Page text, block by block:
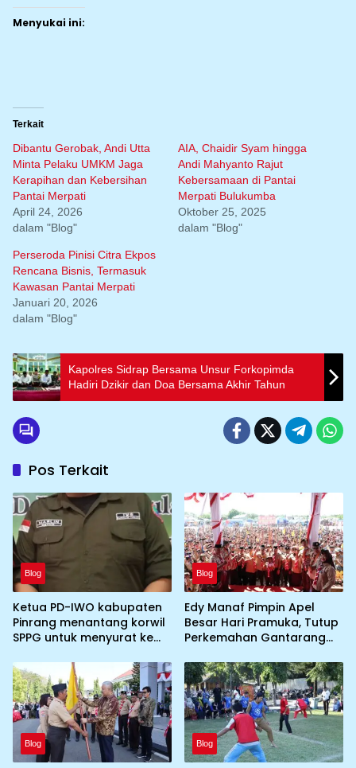
Menyukai ini:
Terkait
Dibantu Gerobak, Andi Utta
Minta Pelaku UMKM Jaga
Kerapihan dan Kebersihan
Pantai Merpati
April 24, 2026
dalam "Blog"
AIA, Chaidir Syam hingga
Andi Mahyanto Rajut
Kebersamaan di Pantai
Merpati Bulukumba
Oktober 25, 2025
dalam "Blog"
Perseroda Pinisi Citra Ekpos
Rencana Bisnis, Termasuk
Kawasan Pantai Merpati
Januari 20, 2026
dalam "Blog"
Kapolres Sidrap Bersama Unsur Forkopimda
Hadiri Dzikir dan Doa Bersama Akhir Tahun
Pos Terkait
Blog
Ketua PD-IWO kabupaten
Pinrang menantang korwil
SPPG untuk menyurat ke
yang tidak memenuhi
syarat standar dan
persyaratan teknis
Blog
Edy Manaf Pimpin Apel
Besar Hari Pramuka, Tutup
Perkemahan Gantarang
Jamnas XII 2026
Blog Blog